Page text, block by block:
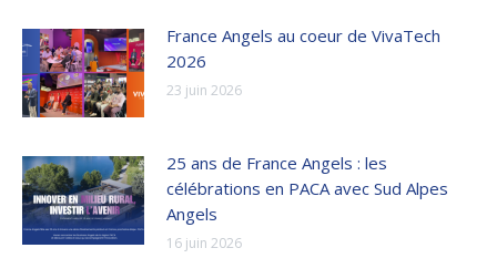
France Angels au coeur de VivaTech
2026
23 juin 2026
25 ans de France Angels : les
célébrations en PACA avec Sud Alpes
Angels
16 juin 2026